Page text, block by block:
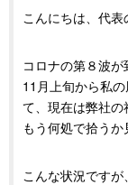
こんにちは、代表
コロナの第８波が
11月上旬から私
て、現在は弊社の
もう何処で拾うか
こんな状況ですが